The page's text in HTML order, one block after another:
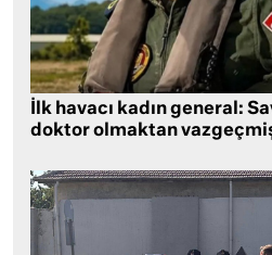
İlk havacı kadın general:
doktor olmaktan